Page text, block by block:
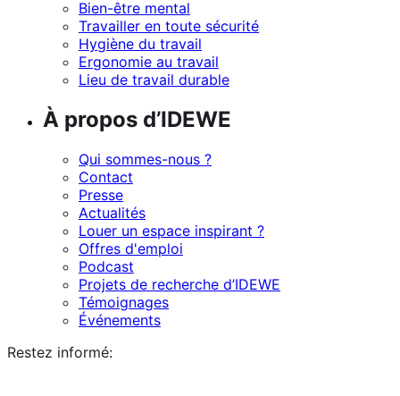
Bien-être mental
Travailler en toute sécurité
Hygiène du travail
Ergonomie au travail
Lieu de travail durable
À propos d’IDEWE
Qui sommes-nous ?
Contact
Presse
Actualités
Louer un espace inspirant ?
Offres d'emploi
Podcast
Projets de recherche d’IDEWE
Témoignages
Événements
Restez informé: